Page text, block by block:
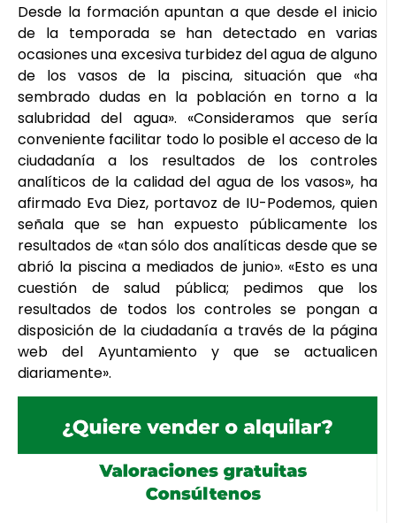
Desde la formación apuntan a que desde el inicio
de la temporada se han detectado en varias
ocasiones una excesiva turbidez del agua de alguno
de los vasos de la piscina, situación que «ha
sembrado dudas en la población en torno a la
salubridad del agua». «Consideramos que sería
conveniente facilitar todo lo posible el acceso de la
ciudadanía a los resultados de los controles
analíticos de la calidad del agua de los vasos», ha
afirmado Eva Diez, portavoz de IU-Podemos, quien
señala que se han expuesto públicamente los
resultados de «tan sólo dos analíticas desde que se
abrió la piscina a mediados de junio». «Esto es una
cuestión de salud pública; pedimos que los
resultados de todos los controles se pongan a
disposición de la ciudadanía a través de la página
web del Ayuntamiento y que se actualicen
diariamente».